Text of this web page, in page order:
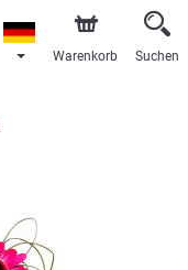
Warenkorb Suchen